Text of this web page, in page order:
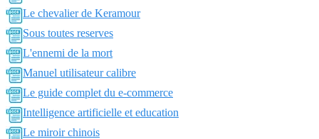
Le chevalier de Keramour
Sous toutes reserves
L'ennemi de la mort
Manuel utilisateur calibre
Le guide complet du e-commerce
Intelligence artificielle et education
Le miroir chinois